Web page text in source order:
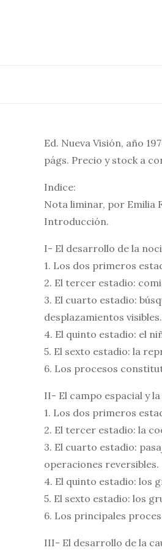
Ed. Nueva Visión, año
págs. Precio y stock a
Indice:
Nota liminar, por Emilia
Introducción.
I- El desarrollo de la
1. Los dos primeros
2. El tercer estadio:
3. El cuarto estadio:
des­plazamientos visibles.
4. El quinto estadio: el
5. El sexto estadio: la
6. Los procesos
II- El campo espacial y
1. Los dos primeros
2. El tercer estadio: la
3. El cuarto estadio:
operaciones reversibles.
4. El quinto estadio: los
5. El sexto estadio: los
6. Los principales
III- El desarrollo de la